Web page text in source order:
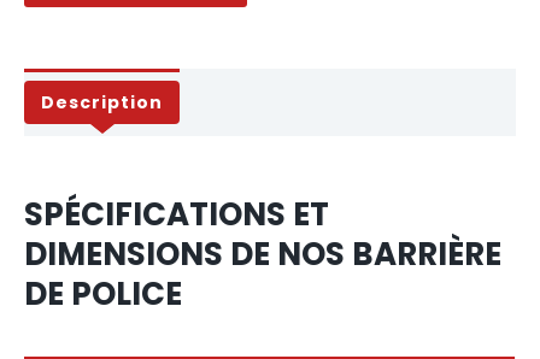
Description
SPÉCIFICATIONS ET
DIMENSIONS DE NOS BARRIÈRE
DE POLICE